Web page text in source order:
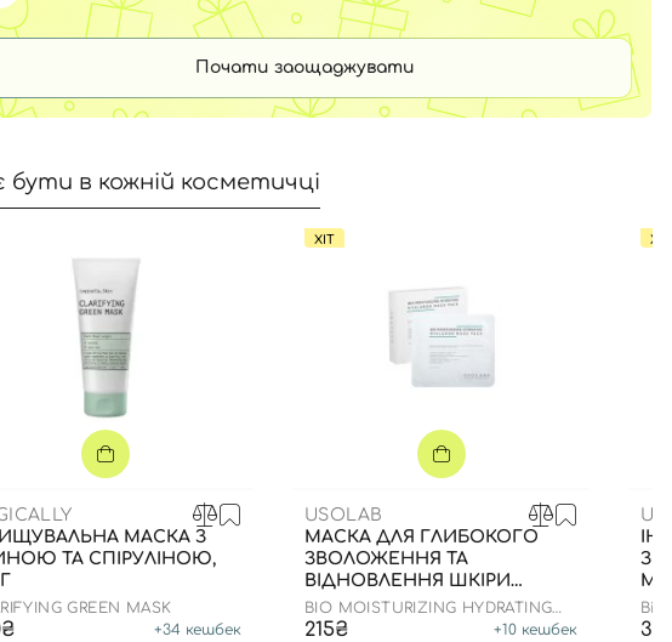
Почати заощаджувати
бути в кожній косметичці
МАСКА З
ТА СПІРУЛІНОЮ,
GREEN MASK
+34 кешбек
ХІТ
USOLAB
МАСКА ДЛЯ ГЛИБОКОГО
ЗВОЛОЖЕННЯ ТА
ВІДНОВЛЕННЯ ШКІРИ
ОБЛИЧЧЯ З
ЗАСПОКІЙЛИВИМ ЕФЕКТОМ
BIO MOISTURIZING HYDRATING
HYALURON MASK
215₴ +10 кешбек
ХІТ
МЛ
Bio